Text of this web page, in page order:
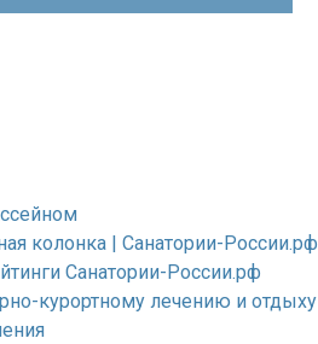
колонка | Санатории-России.рф
Санатории-России.рф
курортному лечению и отдыху